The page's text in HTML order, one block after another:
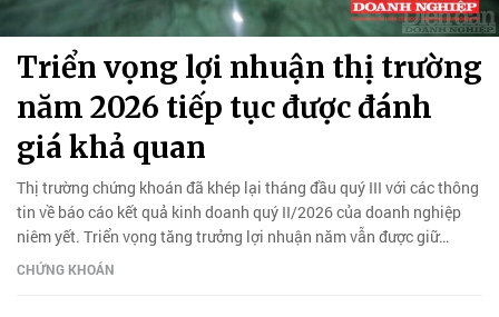
Triển vọng lợi nhuận thị trường
năm 2026 tiếp tục được đánh
giá khả quan
Thị trường chứng khoán đã khép lại tháng đầu quý III với các thông
tin về báo cáo kết quả kinh doanh quý II/2026 của doanh nghiệp
niêm yết. Triển vọng tăng trưởng lợi nhuận năm vẫn được giữ
nguyên.
CHỨNG KHOÁN